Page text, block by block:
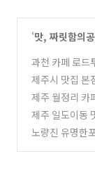
'맛, 짜릿함의
과천 카페 로드
웰 ]
(0)
제주시 맛집 본
(0)
제주 월정리 카
제주 일도이동
등어구이 ]
(0)
노량진 유명한